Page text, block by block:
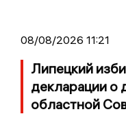
08/08/2026 11:21
Липецкий
декларации о
областной